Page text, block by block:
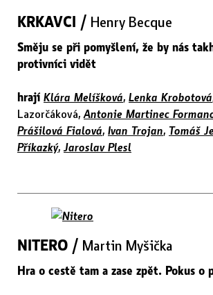
KRKAVCI / Henry Becque
Směju se při pomyšlení, že by nás
protivníci vidět
hrajíKlára Melíšková, Lenka Krobotová
Lazorčáková,Antonie Martinec
Prášilová Fialová, Ivan Trojan, Tomáš
Příkazký,Jaroslav Plesl
NITERO / Martin Myšička
Hra o cestě tam a zase zpět. Pokus o